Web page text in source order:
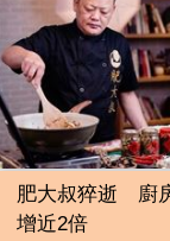
肥大叔猝逝 廚
增近2倍